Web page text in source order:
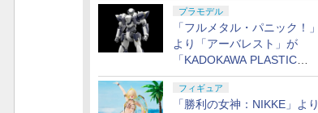
プラモデル
「フルメタル・パニック！」
より「アーバレスト」が
「KADOKAWA PLASTIC
MODEL SERIES」から1/48
スケールで登場！
フィギュア
「勝利の女神：NIKKE」より